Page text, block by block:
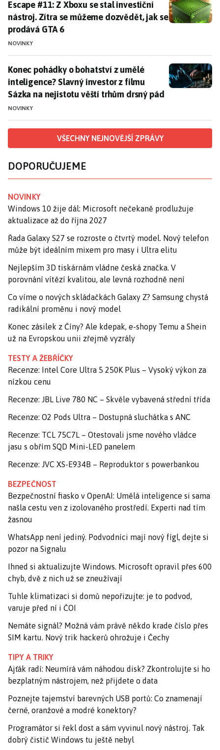
Escape #11: Z Xboxu se stal investiční nástroj. Zítra
Escape #11: Z Xboxu se stal investiční
nástroj. Zítra se můžeme dozvědět, jak se
prodává GTA 6
NOVINKY
Konec pohádky o bohatství z umělé inteligence?
Konec pohádky o bohatství z umělé
inteligence? Slavný investor z filmu
Sázka na nejistotu věští trhům drsný pád
NOVINKY
VŠECHNY NEJNOVĚJŠÍ ZPRÁVY
DOPORUČUJEME
NOVINKY
Windows 10 žije dál: Microsoft nečekaně prodlužuje
aktualizace až do října 2027
Řada Galaxy S27 se rozroste o čtvrtý model. Nový telefon
může být ideálním mixem pro masy i Ultra elitu
Nejlepším 3D tiskárnám vládne česká značka. V
porovnání vítězí kvalitou, ale levná rozhodně není
Co víme o nových skládačkách Galaxy Z? Samsung chystá
radikální proměnu i nový model
Konec zásilek z Číny? Ale kdepak, e-shopy Temu a Shein
už na Evropskou unii zřejmě vyzrály
TESTY A ŽEBŘÍČKY
Recenze: Intel Core Ultra 5 250K Plus – Vysoký výkon za
nízkou cenu
Recenze: JBL Live 780 NC – Skvěle vybavená střední třída
Recenze: O2 Pods Ultra – Dostupná sluchátka s ANC
Recenze: TCL 75C7L – Otestovali jsme nového vládce
jasu s obřím SQD Mini-LED panelem
Recenze: JVC XS-E934B – Reproduktor s powerbankou
BEZPEČNOST
Bezpečnostní fiasko v OpenAI: Umělá inteligence si sama
našla cestu ven z izolovaného prostředí. Experti nad tím
žasnou
WhatsApp není jediný. Podvodníci mají nový fígl, dejte si
pozor na Signalu
Ihned si aktualizujte Windows. Microsoft opravil přes 600
chyb, dvě z nich už se zneužívají
Tuhle klimatizaci si domů nepořizujte: je to podvod,
varuje před ní i ČOI
Nemáte signál? Možná vám právě někdo krade číslo přes
SIM kartu. Nový trik hackerů ohrožuje i Čechy
TIPY A TRIKY
Ajťák radí: Neumírá vám náhodou disk? Zkontrolujte si ho
bezplatným nástrojem, než přijdete o data
Poznejte tajemství barevných USB portů: Co znamenají
černé, oranžové a modré konektory?
Programátor si řekl dost a sám vyvinul nový nástroj. Tak
dobrý čistič Windows tu ještě nebyl